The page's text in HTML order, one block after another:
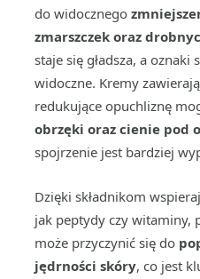
do widocznego
zmarszczek oraz
staje się gładsza, a oznaki
widoczne. Kremy
redukujące opuchliznę
obrzęki oraz cienie pod
spojrzenie jest bardziej
Dzięki składnikom
jak peptydy czy witaminy,
może przyczynić się do
jędrności skóry, co jest